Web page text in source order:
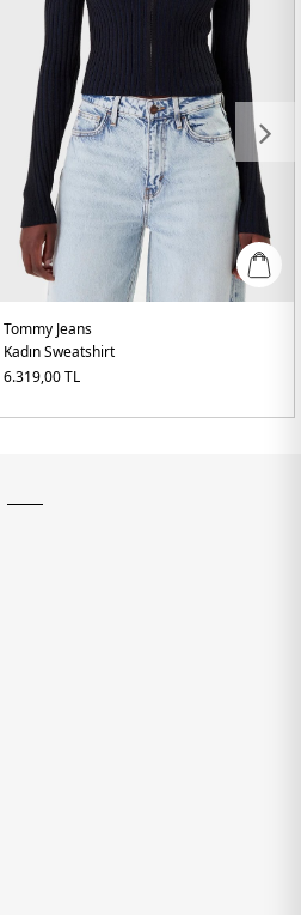
Tommy Jeans
Kadın Sweatshirt
6.319,00TL